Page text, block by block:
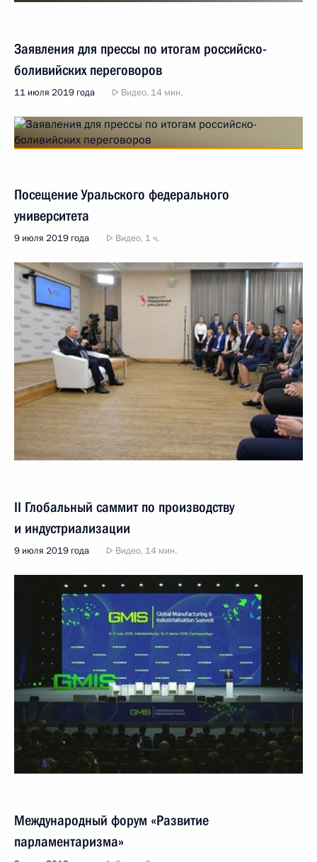
Заявления для прессы по итогам российско-
боливийских переговоров
11 июля 2019 года Видео, 14 мин.
Посещение Уральского федерального
университета
9 июля 2019 года Видео, 1 ч.
II Глобальный саммит по производству
и индустриализации
9 июля 2019 года Видео, 14 мин.
Международный форум «Развитие
парламентаризма»